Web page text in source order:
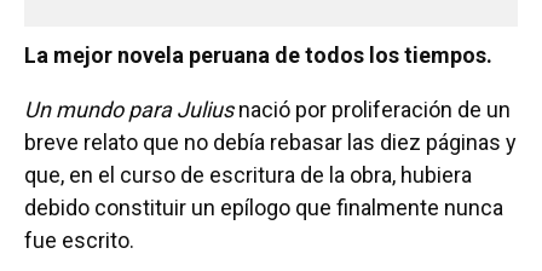
La mejor novela peruana de todos los tiempos.
Un mundo para Juliusnació por proliferación de un
breve relato que no debía rebasar las diez páginas y
que, en el curso de escritura de la obra, hubiera
debido constituir un epílogo que finalmente nunca
fue escrito.